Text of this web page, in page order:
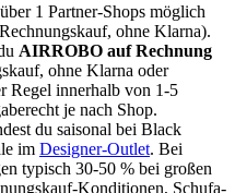
1 Partner-Shops möglich
ohne Klarna).
AIRROBO auf Rechnung
ohne Klarna oder
Regel innerhalb von 1-5
je nach Shop.
du saisonal bei Black
im Designer-Outlet. Bei
typisch 30-50 % bei großen
Konditionen, Schufa-